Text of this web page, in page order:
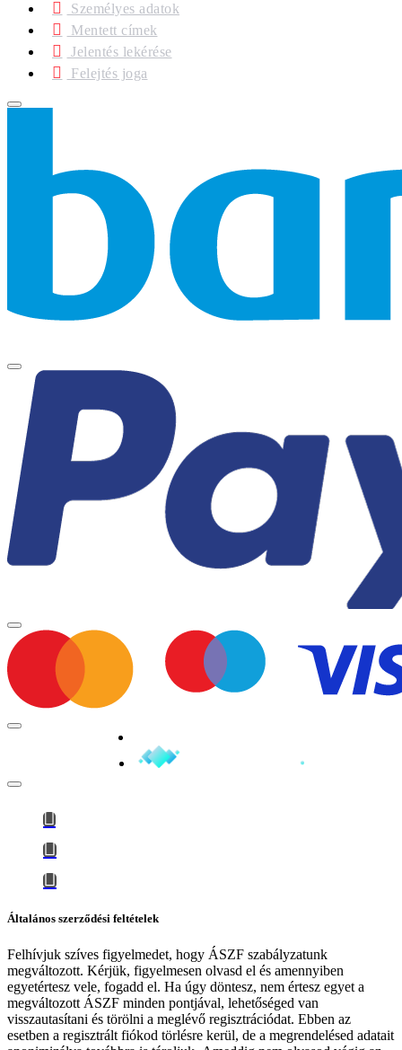
Személyes adatok
Mentett címek
Jelentés lekérése
Felejtés joga
Általános szerződési feltételek
Felhívjuk szíves figyelmedet, hogy ÁSZF szabályzatunk
megváltozott. Kérjük, figyelmesen olvasd el és amennyiben
egyetértesz vele, fogadd el. Ha úgy döntesz, nem értesz egyet a
megváltozott ÁSZF minden pontjával, lehetőséged van
visszautasítani és törölni a meglévő regisztrációdat. Ebben az
esetben a regisztrált fiókod törlésre kerül, de a megrendelésed adatait